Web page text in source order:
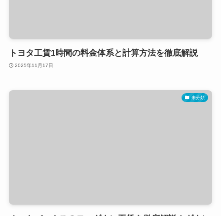
トヨタ工賃1時間の料金体系と計算方法を徹底解説
2025年11月17日
未分類